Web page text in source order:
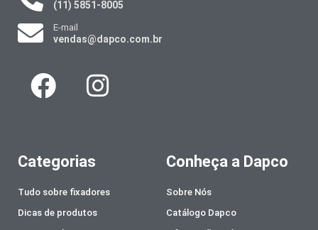
(11) 5851-8005
E-mail
vendas@dapco.com.br
Categorias
Tudo sobre fixadores
Dicas de produtos
Conheça a Dapco
Sobre Nós
Catálogo Dapco